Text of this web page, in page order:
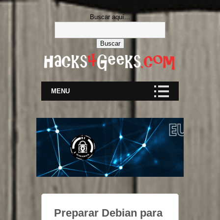
Buscar aquí...
MENU
Preparar Debian para